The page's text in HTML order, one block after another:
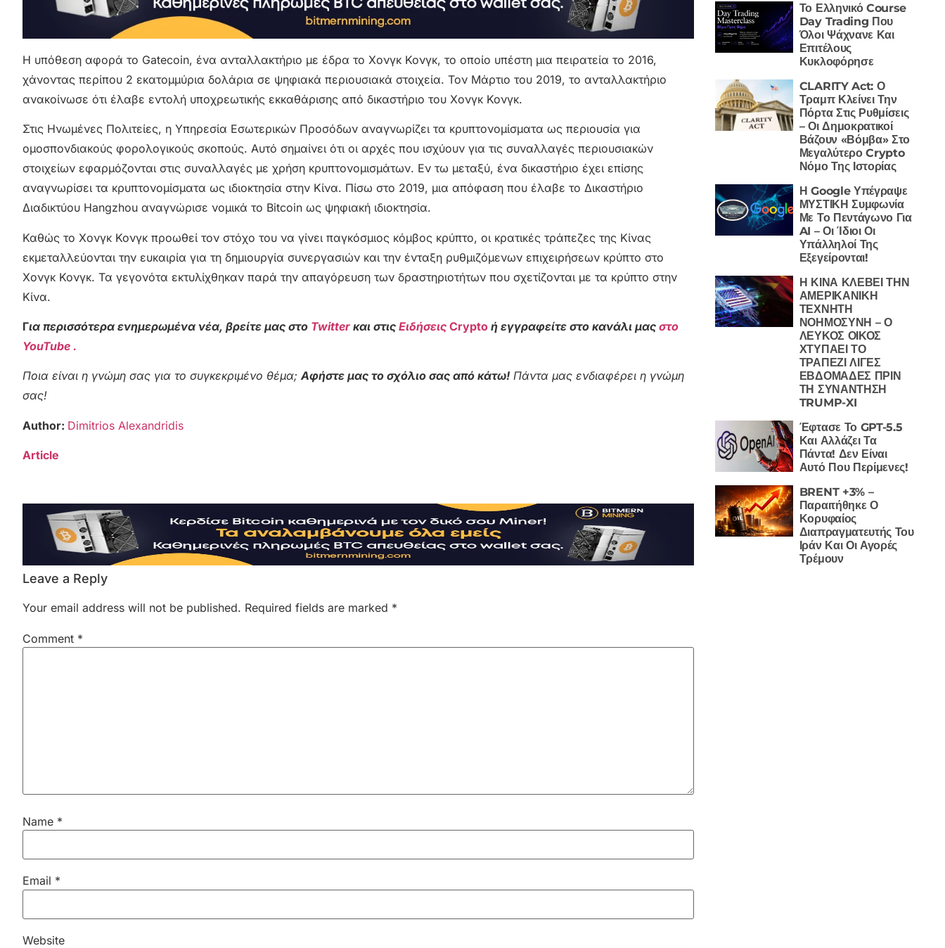
Η υπόθεση αφορά το Gatecoin, ένα ανταλλακτήριο με έδρα το Χονγκ Κονγκ, το οποίο υπέστη μια πειρατεία το 2016,
χάνοντας περίπου 2 εκατομμύρια δολάρια σε ψηφιακά περιουσιακά στοιχεία. Τον Μάρτιο του 2019, το ανταλλακτήριο
ανακοίνωσε ότι έλαβε εντολή υποχρεωτικής εκκαθάρισης από δικαστήριο του Χονγκ Κονγκ.
Στις Ηνωμένες Πολιτείες, η Υπηρεσία Εσωτερικών Προσόδων αναγνωρίζει τα κρυπτονομίσματα ως περιουσία για
ομοσπονδιακούς φορολογικούς σκοπούς. Αυτό σημαίνει ότι οι αρχές που ισχύουν για τις συναλλαγές περιουσιακών
στοιχείων εφαρμόζονται στις συναλλαγές με χρήση κρυπτονομισμάτων. Εν τω μεταξύ, ένα δικαστήριο έχει επίσης
αναγνωρίσει τα κρυπτονομίσματα ως ιδιοκτησία στην Κίνα. Πίσω στο 2019, μια απόφαση που έλαβε το Δικαστήριο
Διαδικτύου Hangzhou αναγνώρισε νομικά το Bitcoin ως ψηφιακή ιδιοκτησία.
Καθώς το Χονγκ Κονγκ προωθεί τον στόχο του να γίνει παγκόσμιος κόμβος κρύπτο, οι κρατικές τράπεζες της Κίνας
εκμεταλλεύονται την ευκαιρία για τη δημιουργία συνεργασιών και την ένταξη ρυθμιζόμενων επιχειρήσεων κρύπτο στο
Χονγκ Κονγκ. Τα γεγονότα εκτυλίχθηκαν παρά την απαγόρευση των δραστηριοτήτων που σχετίζονται με τα κρύπτο στην
Κίνα.
Για περισσότερα ενημερωμένα νέα, βρείτε μας στο Twitter και στις Ειδήσεις Crypto ή εγγραφείτε στο κανάλι μας στο
YouTube .
Ποια είναι η γνώμη σας για το συγκεκριμένο θέμα;Αφήστε μας το σχόλιο σας από κάτω! Πάντα μας ενδιαφέρει η γνώμη
σας!
Author: Dimitrios Alexandridis
Article
Leave a Reply
Your email address will not be published. Required fields are marked *
Comment *
Name *
Email *
Website
Το Ελληνικό Course
Day Trading Που
Όλοι Ψάχνανε Και
Επιτέλους
Κυκλοφόρησε
CLARITY Act: Ο
Τραμπ Κλείνει Την
Πόρτα Στις Ρυθμίσεις
– Οι Δημοκρατικοί
Βάζουν «Βόμβα» Στο
Μεγαλύτερο Crypto
Νόμο Της Ιστορίας
Η Google Υπέγραψε
ΜΥΣΤΙΚΗ Συμφωνία
Με Το Πεντάγωνο Για
AI – Οι Ίδιοι Οι
Υπάλληλοί Της
Εξεγείρονται!
Η ΚΙΝΑ ΚΛΕΒΕΙ ΤΗΝ
ΑΜΕΡΙΚΑΝΙΚΗ
ΤΕΧΝΗΤΗ
ΝΟΗΜΟΣΥΝΗ – Ο
ΛΕΥΚΟΣ ΟΙΚΟΣ
ΧΤΥΠΑΕΙ ΤΟ
ΤΡΑΠΕΖΙ ΛΙΓΕΣ
ΕΒΔΟΜΑΔΕΣ ΠΡΙΝ
ΤΗ ΣΥΝΑΝΤΗΣΗ
TRUMP-XI
Έφτασε Το GPT-5.5
Και Αλλάζει Τα
Πάντα! Δεν Είναι
Αυτό Που Περίμενες!
BRENT +3% –
Παραιτήθηκε Ο
Κορυφαίος
Διαπραγματευτής Του
Ιράν Και Οι Αγορές
Τρέμουν